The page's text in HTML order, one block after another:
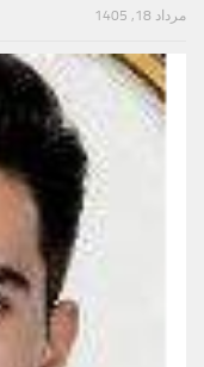
مرداد 18, 1405